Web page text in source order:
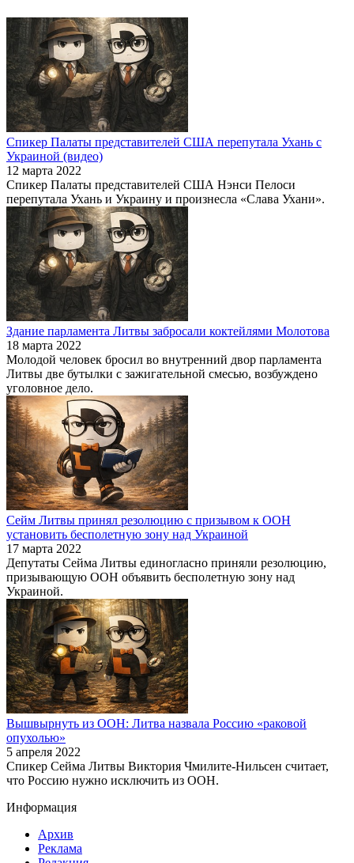
Спикер Палаты представителей США перепутала Ухань с
Украиной (видео)
12 марта 2022
Спикер Палаты представителей США Нэнси Пелоси
перепутала Ухань и Украину и произнесла «Слава Ухани».
Здание парламента Литвы забросали коктейлями Молотова
18 марта 2022
Молодой человек бросил во внутренний двор парламента
Литвы две бутылки с зажигательной смесью, возбуждено
уголовное дело.
Сейм Литвы принял резолюцию с призывом к ООН
установить бесполетную зону над Украиной
17 марта 2022
Депутаты Сейма Литвы единогласно приняли резолюцию,
призывающую ООН объявить бесполетную зону над
Украиной.
Вышвырнуть из ООН: Литва назвала Россию «раковой
опухолью»
5 апреля 2022
Спикер Сейма Литвы Виктория Чмилите-Нильсен считает,
что Россию нужно исключить из ООН.
Информация
Архив
Реклама